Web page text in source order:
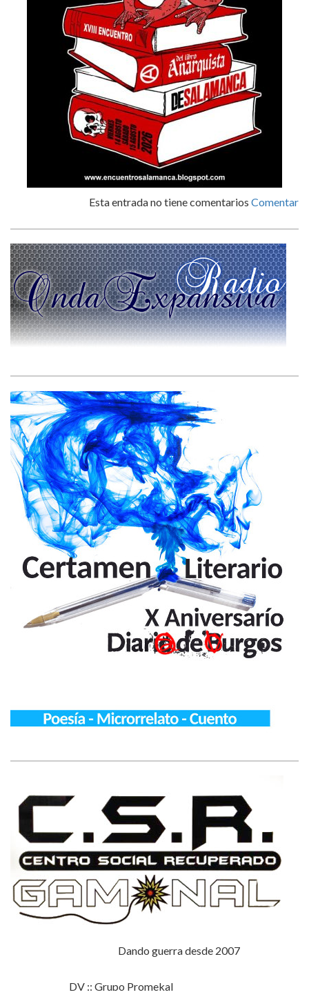
Esta entrada no tiene comentarios Comentar
Dando guerra desde 2007
DV :: Grupo Promekal